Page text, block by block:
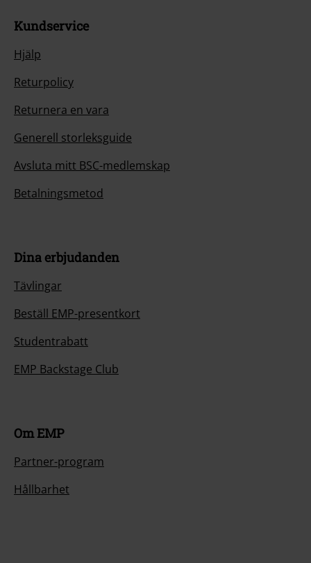
Kundservice
Hjälp
Returpolicy
Returnera en vara
Generell storleksguide
Avsluta mitt BSC-medlemskap
Betalningsmetod
Dina erbjudanden
Tävlingar
Beställ EMP-presentkort
Studentrabatt
EMP Backstage Club
Om EMP
Partner-program
Hållbarhet